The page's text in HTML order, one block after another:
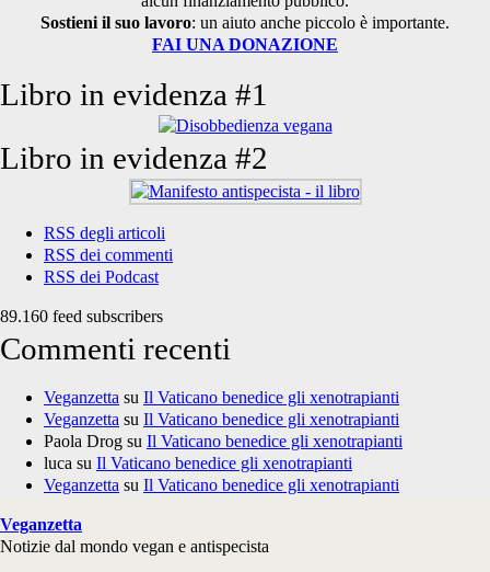
Sostieni il suo lavoro: un aiuto anche piccolo è importante.
FAI UNA DONAZIONE
Libro in evidenza #1
Libro in evidenza #2
RSS degli articoli
RSS dei commenti
RSS dei Podcast
89.160 feed subscribers
Commenti recenti
Veganzetta su Il Vaticano benedice gli xenotrapianti
Veganzetta su Il Vaticano benedice gli xenotrapianti
Paola Drog su Il Vaticano benedice gli xenotrapianti
luca su Il Vaticano benedice gli xenotrapianti
Veganzetta su Il Vaticano benedice gli xenotrapianti
Veganzetta
Notizie dal mondo vegan e antispecista